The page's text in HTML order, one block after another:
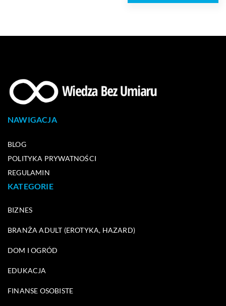
NAWIGACJA
BLOG
POLITYKA PRYWATNOŚCI
REGULAMIN
KATEGORIE
BIZNES
BRANŻA ADULT (EROTYKA, HAZARD)
DOM I OGRÓD
EDUKACJA
FINANSE OSOBISTE